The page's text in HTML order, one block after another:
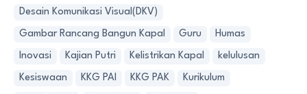
Desain Komunikasi Visual(DKV)
Gambar Rancang Bangun Kapal Guru Humas
Inovasi Kajian Putri Kelistrikan Kapal kelulusan
Kesiswaan KKG PAI KKG PAK Kurikulum